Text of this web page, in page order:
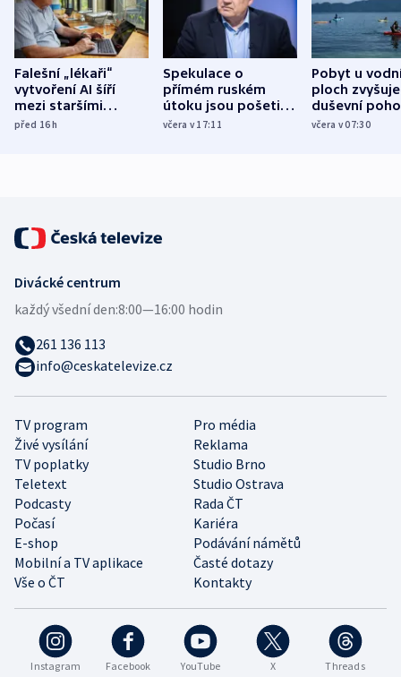
Falešní „lékaři“
vytvoření AI šíří
mezi staršími
Poláky nebezpečné
před 16h
Spekulace o
přímém ruském
útoku jsou pošetilé,
míní estonský
včera v 17:11
Pobyt u
ploch zvyšuje
duševní
ukázala
včera v 07:30
Instagram Facebook YouTube X Threads
TV program
Pro média
Živé vysílání
Reklama
TV poplatky
Studio Brno
Teletext
Studio Ostrava
Podcasty
Rada ČT
Počasí
Kariéra
E-shop
Podávání námětů
Mobilní a TV aplikace
Časté dotazy
Vše o ČT
Kontakty
Divácké centrum
každý všední den:8:00—16:00 hodin
261 136 113
info@ceskatelevize.cz